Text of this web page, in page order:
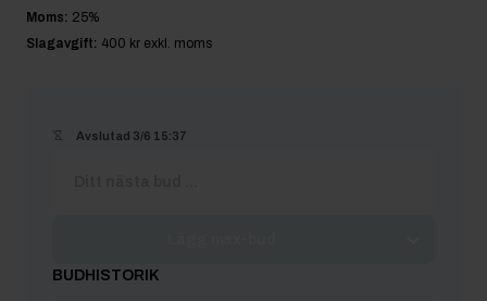
Moms: 25%
Slagavgift: 400 kr exkl. moms
Avslutad 3/6 15:37
BUDHISTORIK